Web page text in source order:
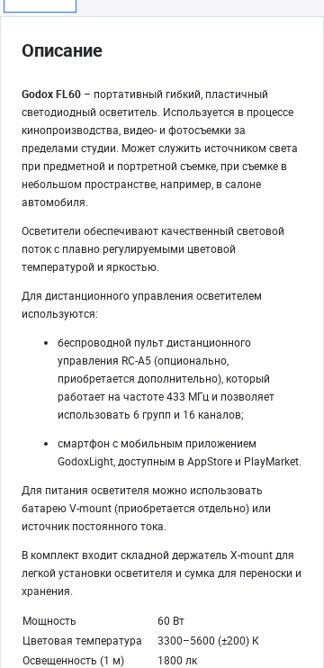
Описание
Godox FL60 – портативный гибкий, пластичный
светодиодный осветитель. Используется в процессе
кинопроизводства, видео- и фотосъемки за
пределами студии. Может служить источником света
при предметной и портретной съемке, при съемке в
небольшом пространстве, например, в салоне
автомобиля.
Осветители обеспечивают качественный световой
поток с плавно регулируемыми цветовой
температурой и яркостью.
Для дистанционного управления осветителем
используются:
беспроводной пульт дистанционного
управления RC-A5 (опционально,
приобретается дополнительно), который
работает на частоте 433 МГц и позволяет
использовать 6 групп и 16 каналов;
смартфон с мобильным приложением
GodoxLight, доступным в AppStore и PlayMarket.
Для питания осветителя можно использовать
батарею V-mount (приобретается отдельно) или
источник постоянного тока.
В комплект входит складной держатель X-mount для
легкой установки осветителя и сумка для переноски и
хранения.
Мощность
60 Вт
Цветовая температура
3300–5600 (±200) К
Освещенность (1 м)
1800 лк